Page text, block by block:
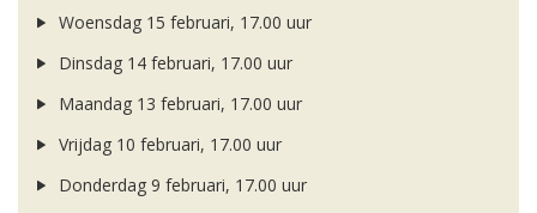
Woensdag 15 februari, 17.00 uur
Dinsdag 14 februari, 17.00 uur
Maandag 13 februari, 17.00 uur
Vrijdag 10 februari, 17.00 uur
Donderdag 9 februari, 17.00 uur